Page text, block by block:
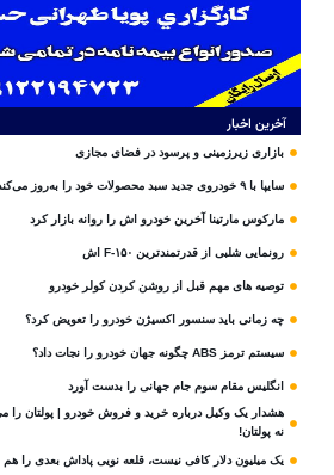
آخرین اخبار
بازاری زیرزمینی و پرسود در فضای مجازی
سایپا با ۹ خودروی جدید سبد محصولات خود را به‌روز می‌کند
مارکوس مارتینا آخرین خودرو اش را روانه بازار کرد
رونمایی شلبی از قدرتمندترین F-۱۵۰ اش
توصیه های مهم قبل از روشن کردن کولر خودرو
چه زمانی باید سنسور اکسیژن خودرو را تعویض کرد؟
سیستم ترمز ABS چگونه جهان خودرو را نجات داد؟
انگلیس مقام سوم جام‌ جهانی را بدست آورد
هشدار یک وکیل درباره خرید و فروش خودرو | پولتان را
نه پولتان!
یک میلیون دلار کافی نیست، قلعه‌ نویی پاداش بعدی را